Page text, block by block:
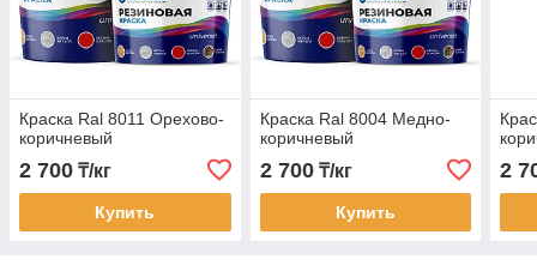
Краска Ral 8011 Орехово-
коричневый
2 700 ₸/кг
Купить
Краска Ral 8004 Медно-
коричневый
2 700₸/кг
Купить
2